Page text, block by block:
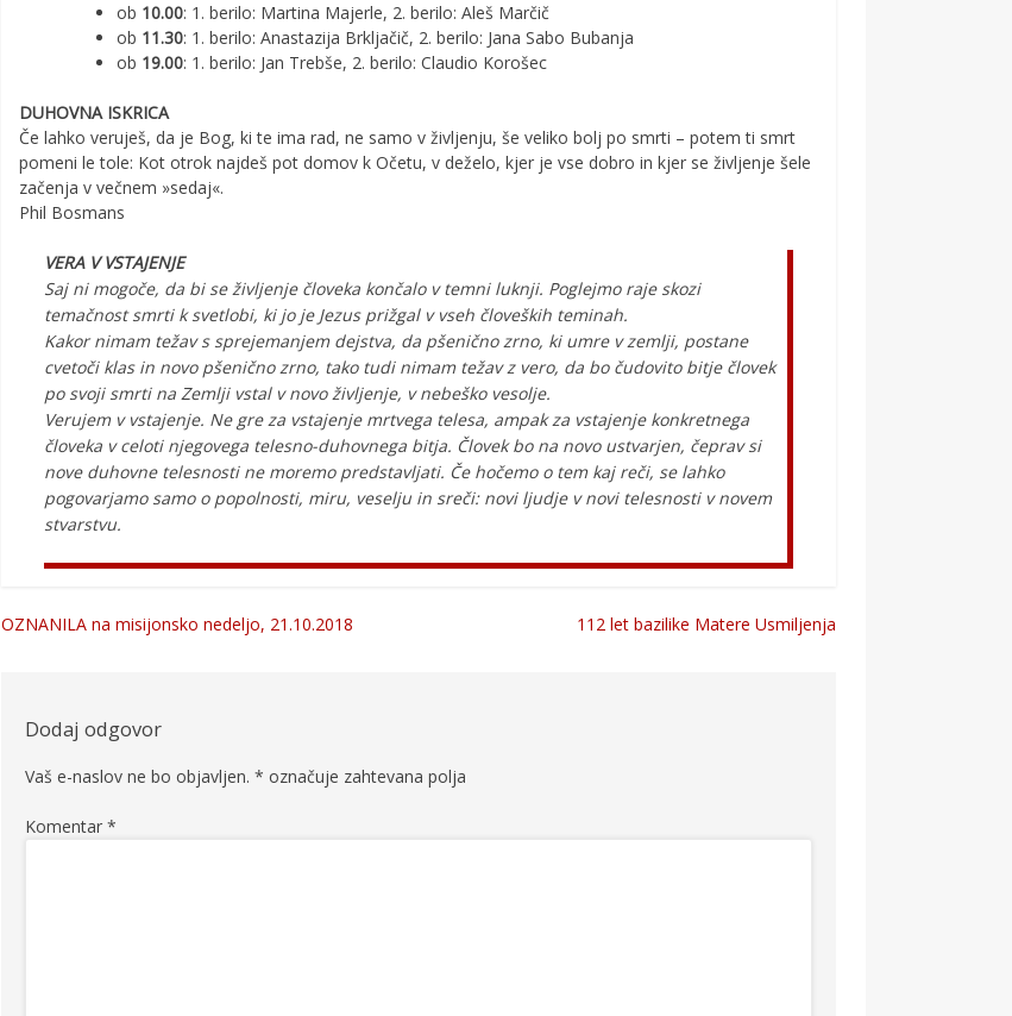
ob 10.00: 1. berilo: Martina Majerle, 2. berilo: Aleš Marčič
ob 11.30: 1. berilo: Anastazija Brkljačič, 2. berilo: Jana Sabo Bubanja
ob 19.00: 1. berilo: Jan Trebše, 2. berilo: Claudio Korošec
DUHOVNA ISKRICA
Če lahko veruješ, da je Bog, ki te ima rad, ne samo v življenju, še veliko bolj po smrti – potem ti smrt
pomeni le tole: Kot otrok najdeš pot domov k Očetu, v deželo, kjer je vse dobro in kjer se življenje šele
začenja v večnem »sedaj«.
Phil Bosmans
VERA V VSTAJENJE
Saj ni mogoče, da bi se življenje človeka končalo v temni luknji. Poglejmo raje skozi
temačnost smrti k svetlobi, ki jo je Jezus prižgal v vseh človeških teminah.
Kakor nimam težav s sprejemanjem dejstva, da pšenično zrno, ki umre v zemlji, postane
cvetoči klas in novo pšenično zrno, tako tudi nimam težav z vero, da bo čudovito bitje človek
po svoji smrti na Zemlji vstal v novo življenje, v nebeško vesolje.
Verujem v vstajenje. Ne gre za vstajenje mrtvega telesa, ampak za vstajenje konkretnega
človeka v celoti njegovega telesno-duhovnega bitja. Človek bo na novo ustvarjen, čeprav si
nove duhovne telesnosti ne moremo predstavljati. Če hočemo o tem kaj reči, se lahko
pogovarjamo samo o popolnosti, miru, veselju in sreči: novi ljudje v novi telesnosti v novem
stvarstvu.
OZNANILA na misijonsko nedeljo, 21.10.2018 112 let bazilike Matere Usmiljenja
Dodaj odgovor
Vaš e-naslov ne bo objavljen. * označuje zahtevana polja
Komentar *